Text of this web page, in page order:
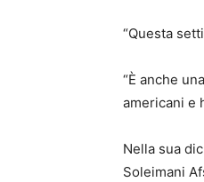
“Questa
“È anche
americani e
Nella sua
Soleimani